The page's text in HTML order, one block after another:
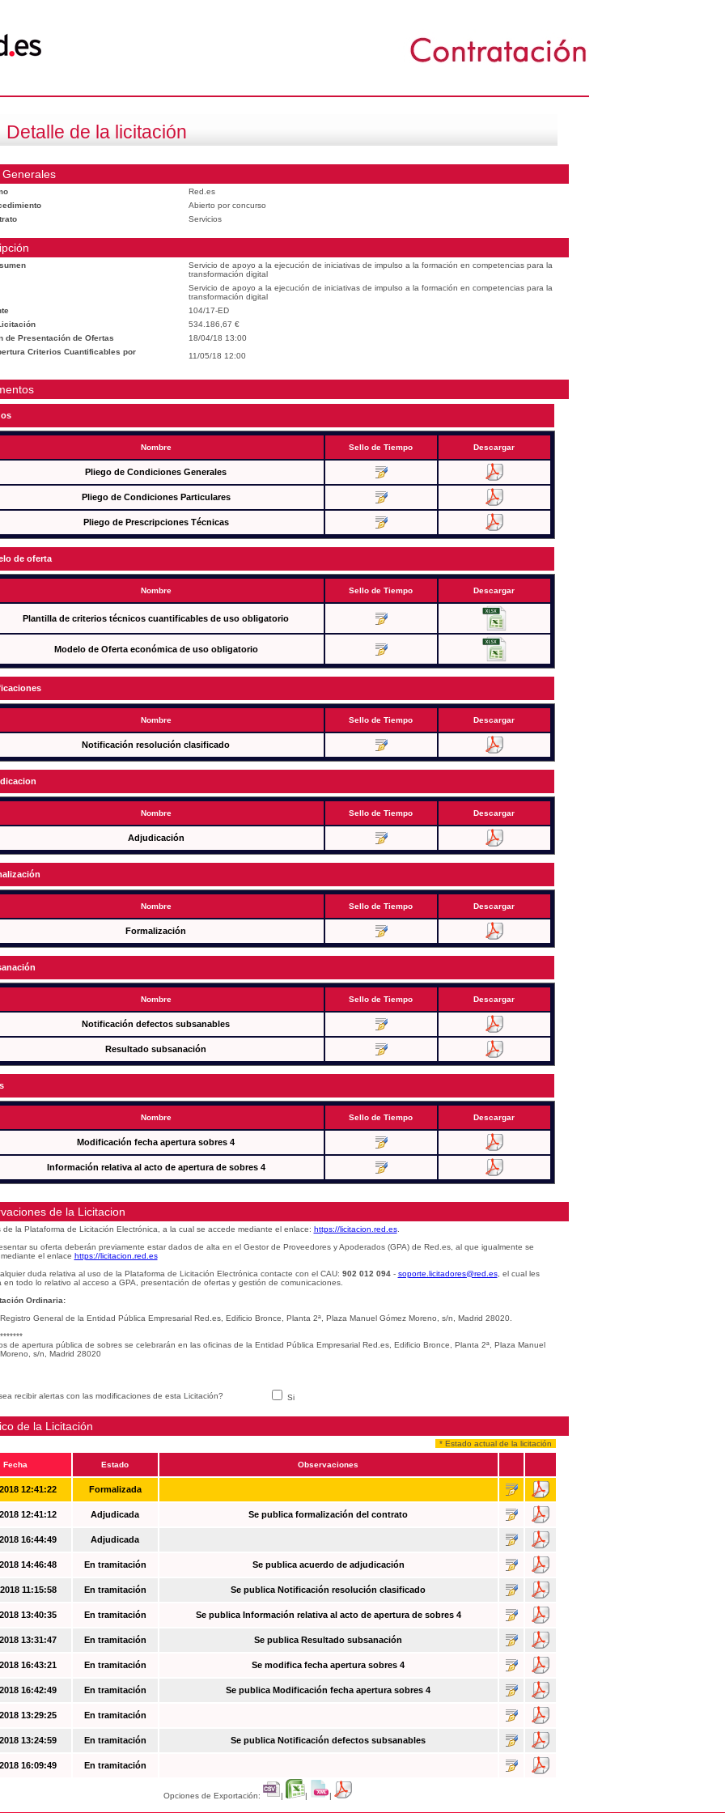
Detalle de la licitación
Generales
Red.es
Abierto por concurso
Servicios
Servicio de apoyo a la ejecución de iniciativas de impulso a la formación en competencias para la
transformación digital
Servicio de apoyo a la ejecución de iniciativas de impulso a la formación en competencias para la
transformación digital
104/17-ED
534.186,67 €
de Presentación de Ofertas
18/04/18 13:00
Criterios Cuantificables por
11/05/18 12:00
Nombre Sello de Tiempo Descargar
Pliego de Condiciones Generales
Pliego de Condiciones Particulares
Pliego de Prescripciones Técnicas
de oferta
Nombre Sello de Tiempo Descargar
Plantilla de criterios técnicos cuantificables de uso obligatorio
Modelo de Oferta económica de uso obligatorio
Nombre Sello de Tiempo Descargar
Notificación resolución clasificado
Nombre Sello de Tiempo Descargar
Adjudicación
Nombre Sello de Tiempo Descargar
Formalización
Nombre Sello de Tiempo Descargar
Notificación defectos subsanables
Resultado subsanación
Nombre Sello de Tiempo Descargar
Modificación fecha apertura sobres 4
Información relativa al acto de apertura de sobres 4
de la Licitacion
de la Plataforma de Licitación Electrónica, a la cual se accede mediante el enlace: https://licitacion.red.es.
su oferta deberán previamente estar dados de alta en el Gestor de Proveedores y Apoderados (GPA) de Red.es, al que igualmente se
el enlace https://licitacion.red.es
duda relativa al uso de la Plataforma de Licitación Electrónica contacte con el CAU: 902 012 094- soporte.licitadores@red.es, el cual les
en todo lo relativo al acceso a GPA, presentación de ofertas y gestión de comunicaciones.
Ordinaria:
General de la Entidad Pública Empresarial Red.es, Edificio Bronce, Planta 2ª, Plaza Manuel Gómez Moreno, s/n, Madrid 28020.
de apertura pública de sobres se celebrarán en las oficinas de la Entidad Pública Empresarial Red.es, Edificio Bronce, Planta 2ª, Plaza Manuel
s/n, Madrid 28020
recibir alertas con las modificaciones de esta Licitación? Si
de la Licitación
* Estado actual de la licitación
Fecha Estado Observaciones
12:41:22 Formalizada
12:41:12 Adjudicada Se publica formalización del contrato
16:44:49 Adjudicada
14:46:48 En tramitación Se publica acuerdo de adjudicación
11:15:58 En tramitación Se publica Notificación resolución clasificado
13:40:35 En tramitación Se publica Información relativa al acto de apertura de sobres 4
13:31:47 En tramitación Se publica Resultado subsanación
16:43:21 En tramitación Se modifica fecha apertura sobres 4
16:42:49 En tramitación Se publica Modificación fecha apertura sobres 4
13:29:25 En tramitación
13:24:59 En tramitación Se publica Notificación defectos subsanables
16:09:49 En tramitación
Opciones de Exportación: | | |